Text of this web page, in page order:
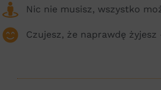
Nic nie musisz, wszystko
Czujesz, że naprawdę